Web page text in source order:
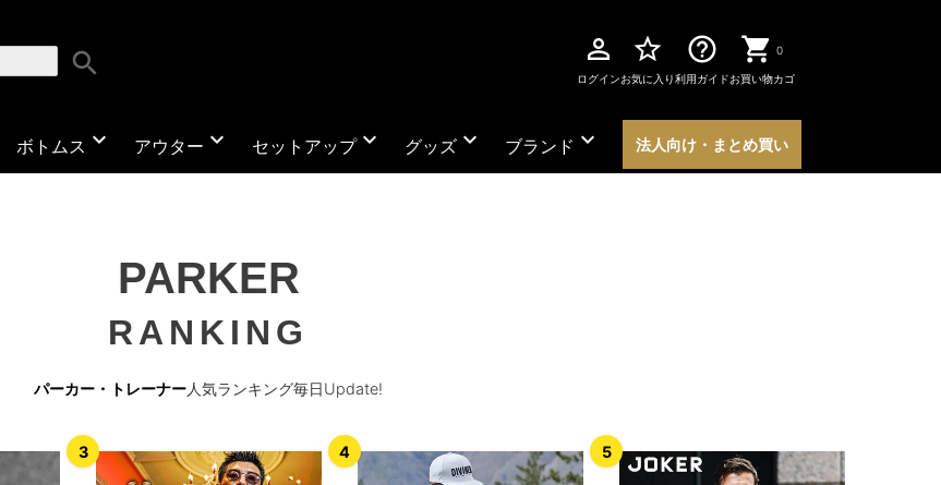
search perm_identity
ログイン
star_border
お気に入り
help_outline
利用ガイド
0
お買い物カゴ
ボトムス expand_more アウター expand_more セットアップexpand_more グッズ expand_more ブランド expand_more 法人向け・まとめ買い
PARKER
RANKING
パーカー・トレーナー人気ランキング毎日Update!